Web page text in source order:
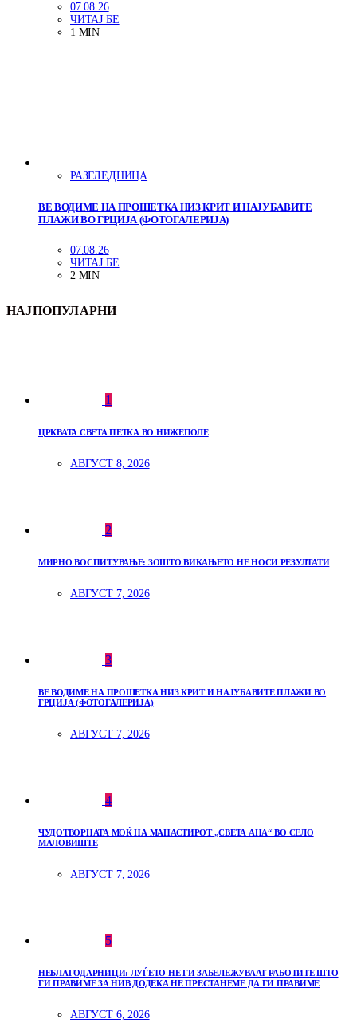
07.08.26
ЧИТАЈ БЕ
1 MIN
РАЗГЛЕДНИЦА
ВЕ ВОДИМЕ НА ПРОШЕТКА НИЗ КРИТ И НАЈУБАВИТЕ
ПЛАЖИ ВО ГРЦИЈА (ФОТОГАЛЕРИЈА)
07.08.26
ЧИТАЈ БЕ
2 MIN
НАЈПОПУЛАРНИ
1
ЦРКВАТА СВЕТА ПЕТКА ВО НИЖЕПОЛЕ
АВГУСТ 8, 2026
2
МИРНО ВОСПИТУВАЊЕ: ЗОШТО ВИКАЊЕТО НЕ НОСИ РЕЗУЛТАТИ
АВГУСТ 7, 2026
3
ВЕ ВОДИМЕ НА ПРОШЕТКА НИЗ КРИТ И НАЈУБАВИТЕ ПЛАЖИ ВО
ГРЦИЈА (ФОТОГАЛЕРИЈА)
АВГУСТ 7, 2026
4
ЧУДОТВОРНАТА МОЌ НА МАНАСТИРОТ „СВЕТА АНА“ ВО СЕЛО
МАЛОВИШТЕ
АВГУСТ 7, 2026
5
НЕБЛАГОДАРНИЦИ: ЛУЃЕТО НЕ ГИ ЗАБЕЛЕЖУВААТ РАБОТИТЕ ШТО
ГИ ПРАВИМЕ ЗА НИВ ДОДЕКА НЕ ПРЕСТАНЕМЕ ДА ГИ ПРАВИМЕ
АВГУСТ 6, 2026